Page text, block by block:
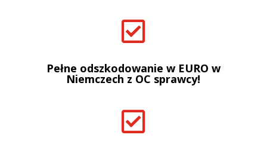

Pełne odszkodowanie w EURO w
Niemczech z OC sprawcy!
